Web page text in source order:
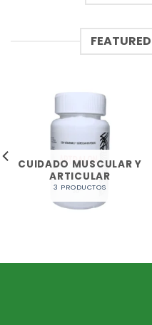
CUIDADO MUSCULAR Y
ARTICULAR
3 PRODUCTOS